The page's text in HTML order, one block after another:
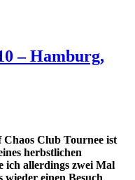
– Hamburg,
Club Tournee ist
herbstlichen
ich allerdings zwei Mal
wieder einen Besuch